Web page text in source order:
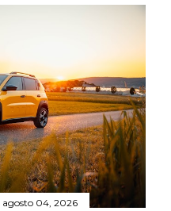
agosto 04, 2026